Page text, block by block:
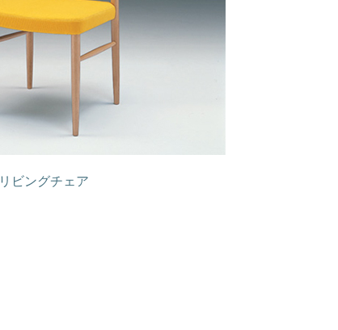
リビングチェア